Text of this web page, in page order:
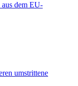
dem EU-
umstrittene